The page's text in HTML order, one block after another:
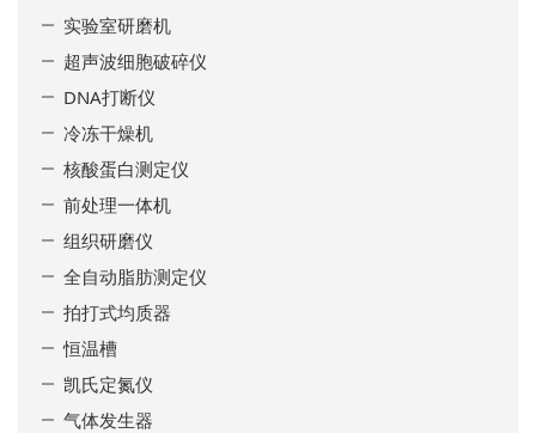
实验室研磨机
超声波细胞破碎仪
DNA打断仪
冷冻干燥机
核酸蛋白测定仪
前处理一体机
组织研磨仪
全自动脂肪测定仪
拍打式均质器
恒温槽
凯氏定氮仪
气体发生器